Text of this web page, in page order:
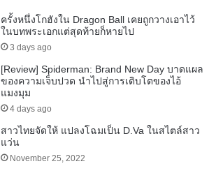
ครั้งหนึ่งโกฮังใน Dragon Ball เคยถูกวางเอาไว้
ในบทพระเอกแต่สุดท้ายก็หายไป
3 days ago
[Review] Spiderman: Brand New Day บาดแผล
ของความเจ็บปวด นำไปสู่การเติบโตของไอ้
แมงมุม
4 days ago
สาวไทยจัดให้ แปลงโฉมเป็น D.Va ในสไตล์สาว
แว่น
November 25, 2022